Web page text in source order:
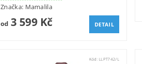
Značka: Mamalila
od3 599 Kč DETAIL
Kód:LLPT742/L